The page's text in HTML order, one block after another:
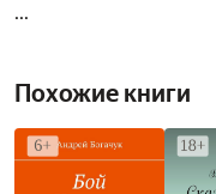
...
Похожие книги